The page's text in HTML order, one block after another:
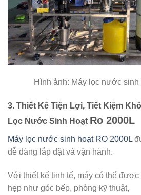
Hình ảnh: Máy lọc nước sinh
3. Thiết Kế Tiện Lợi, Tiết Kiệm
Lọc Nước Sinh Hoạt Ro 2000L
Máy lọc nước sinh hoạt RO 2000L
dễ dàng lắp đặt và vận hành.
Với thiết kế tinh tế, máy có thể được
hẹp như góc bếp, phòng kỹ thuật,